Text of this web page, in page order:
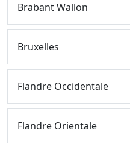
Brabant Wallon
Bruxelles
Flandre Occidentale
Flandre Orientale